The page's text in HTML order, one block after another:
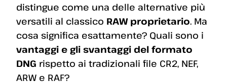
distingue come una delle alternative più
versatili al classico RAW proprietario. Ma
cosa significa esattamente? Quali sono i
vantaggi e gli svantaggi del formato
DNG rispetto ai tradizionali file CR2, NEF,
ARW e RAF?